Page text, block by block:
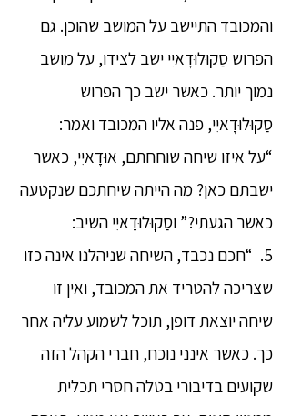
והמכובד התיישב על המושב שהוכן. גם
הפרוש סַקוּלוּדָאיִי ישב לצידו, על מושב
נמוך יותר. כאשר ישב כך הפרוש
סַקוּלוּדָאיִי, פנה אליו המכובד ואמר:
“על איזו שיחה שוחחתם, אוּדָאיִי, כאשר
ישבתם כאן? מה הייתה שיחתכם שנקטעה
כאשר הגעתי?” וסַקוּלוּדָאיִי השיב:
5. “חכם נכבד, השיחה שניהלנו אינה כזו
שצריכה להטריד את המכובד, ואין זו
שיחה יוצאת דופן, תוכל לשמוע עליה אחר
כך. כאשר אינני נוכח, חברי הקהל הזה
שקועים בדיבורי בטלה חסרי תכלית